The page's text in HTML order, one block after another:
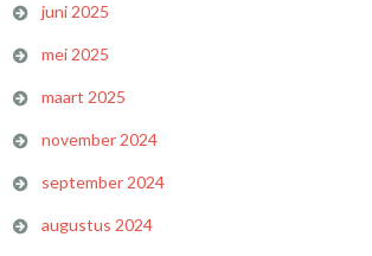
juni 2025
mei 2025
maart 2025
november 2024
september 2024
augustus 2024